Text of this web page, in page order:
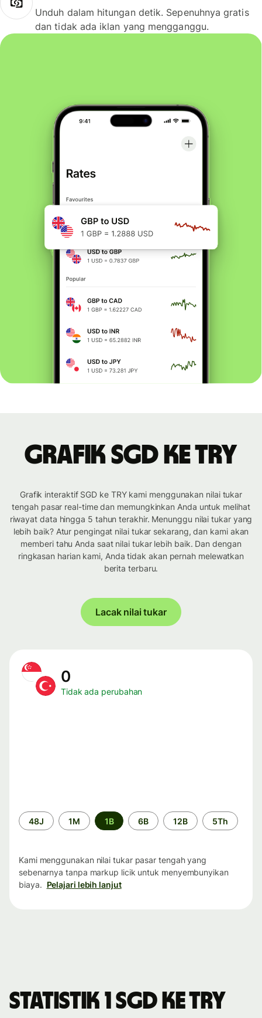
Unduh dalam hitungan detik. Sepenuhnya gratis
dan tidak ada iklan yang mengganggu.
Grafik SGD ke TRY
Grafik interaktif SGD ke TRY kami menggunakan nilai tukar
tengah pasar real-time dan memungkinkan Anda untuk melihat
riwayat data hingga 5 tahun terakhir. Menunggu nilai tukar yang
lebih baik? Atur pengingat nilai tukar sekarang, dan kami akan
memberi tahu Anda saat nilai tukar lebih baik. Dan dengan
ringkasan harian kami, Anda tidak akan pernah melewatkan
berita terbaru.
Lacak nilai tukar
0
Tidak ada perubahan
Periode
waktu
48J 1M 1B 6B 12B 5Th
Kami menggunakan nilai tukar pasar tengah yang
sebenarnya tanpa markup licik untuk menyembunyikan
biaya. Pelajari lebih lanjut
Statistik 1 SGD ke TRY